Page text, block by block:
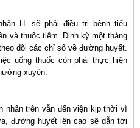
H. sẽ phải điều trị bệnh tiểu
và thuốc tiêm. Định kỳ một tháng
dõi các chỉ số về đường huyết.
uống thuốc còn phải thực hiện
xuyên.
nhân trên vẫn đến viện kịp thời vì
đường huyết lên cao sẽ dẫn tới